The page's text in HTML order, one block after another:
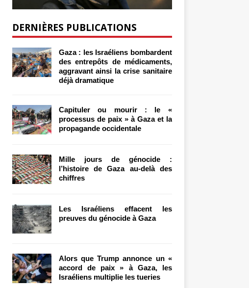
DERNIÈRES PUBLICATIONS
Gaza : les Israéliens bombardent
des entrepôts de médicaments,
aggravant ainsi la crise sanitaire
déjà dramatique
Capituler ou mourir : le «
processus de paix » à Gaza et la
propagande occidentale
Mille jours de génocide :
l’histoire de Gaza au-delà des
chiffres
Les Israéliens effacent les
preuves du génocide à Gaza
Alors que Trump annonce un «
accord de paix » à Gaza, les
Israéliens multiplie les tueries